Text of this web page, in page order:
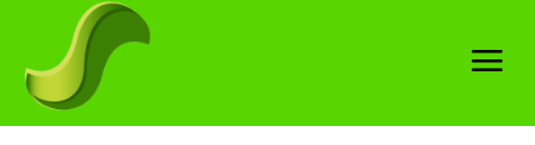
7 Strategi Hidup Tenang untuk Sandwich
Generation Hadapi Masa Pensiun Tanpa